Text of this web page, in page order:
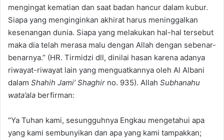
mengingat kematian dan saat badan hancur dalam kubur.
Siapa yang menginginkan akhirat harus meninggalkan
kesenangan dunia. Siapa yang melakukan hal-hal tersebut
maka dia telah merasa malu dengan Allah dengan sebenar-
benarnya.” (HR. Tirmidzi dll, dinilai hasan karena adanya
riwayat-riwayat lain yang menguatkannya oleh Al Albani
dalam Shahih Jami’ Shaghir no. 935). Allah Subhanahu
wata’ala berfirman:
“Ya Tuhan kami, sesungguhnya Engkau mengetahui apa
yang kami sembunyikan dan apa yang kami tampakkan;